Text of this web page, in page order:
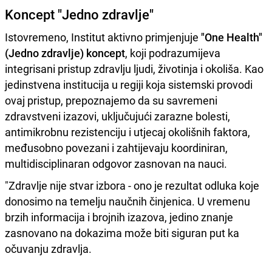
Koncept "Jedno zdravlje"
Istovremeno, Institut aktivno primjenjuje "One Health"
(Jedno zdravlje) koncept, koji podrazumijeva
integrisani pristup zdravlju ljudi, životinja i okoliša. Kao
jedinstvena institucija u regiji koja sistemski provodi
ovaj pristup, prepoznajemo da su savremeni
zdravstveni izazovi, uključujući zarazne bolesti,
antimikrobnu rezistenciju i utjecaj okolišnih faktora,
međusobno povezani i zahtijevaju koordiniran,
multidisciplinaran odgovor zasnovan na nauci.
"Zdravlje nije stvar izbora - ono je rezultat odluka koje
donosimo na temelju naučnih činjenica. U vremenu
brzih informacija i brojnih izazova, jedino znanje
zasnovano na dokazima može biti siguran put ka
očuvanju zdravlja.